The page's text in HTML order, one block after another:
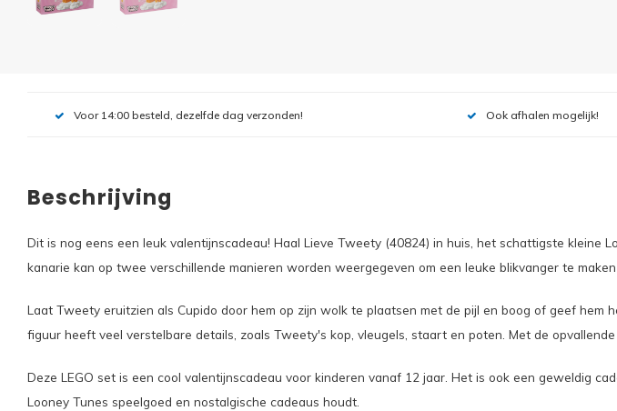
Voor 14:00 besteld, dezelfde dag verzonden! Ook afhalen mogelijk!
Beschrijving
Dit is nog eens een leuk valentijnscadeau! Haal Lieve Tweety (40824) in huis, het schattigste
kanarie kan op twee verschillende manieren worden weergegeven om een leuke blikvanger te
Laat Tweety eruitzien als Cupido door hem op zijn wolk te plaatsen met de pijl en boog of geef
figuur heeft veel verstelbare details, zoals Tweety's kop, vleugels, staart en poten. Met de
Deze LEGO set is een cool valentijnscadeau voor kinderen vanaf 12 jaar. Het is ook een geweldig
Looney Tunes speelgoed en nostalgische cadeaus houdt.